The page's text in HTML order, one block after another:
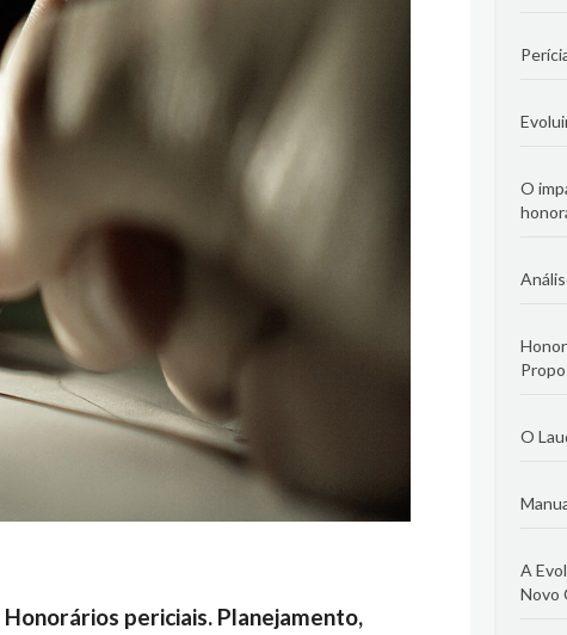
Honorários periciais. Planejamento,
O
O
A
Novo